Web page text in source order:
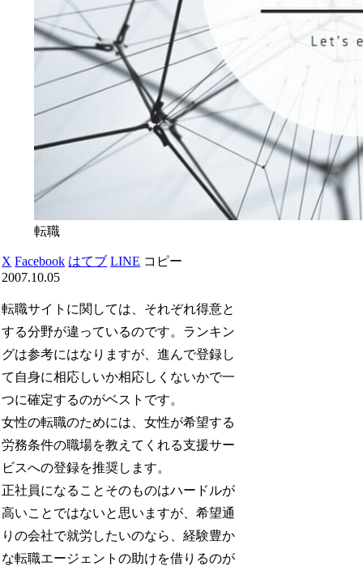
転職
X Facebook はてブ LINE コピー
2007.10.05
転職サイトに関しては、それぞれ得意と
する分野が違っているのです。ランキン
グは参考にはなりますが、進んで登録し
て自身に相応しいか相応しくないかで一
つに確定するのがベストです。
女性の転職のためには、女性が希望する
労務条件の職場を教えてくれる支援サー
ビスへの登録を推奨します。
正社員になることそのものはハードルが
高いことではないと思いますが、希望通
りの会社で就労したいのなら、経験豊か
な転職エージェントの助けを借りるのが